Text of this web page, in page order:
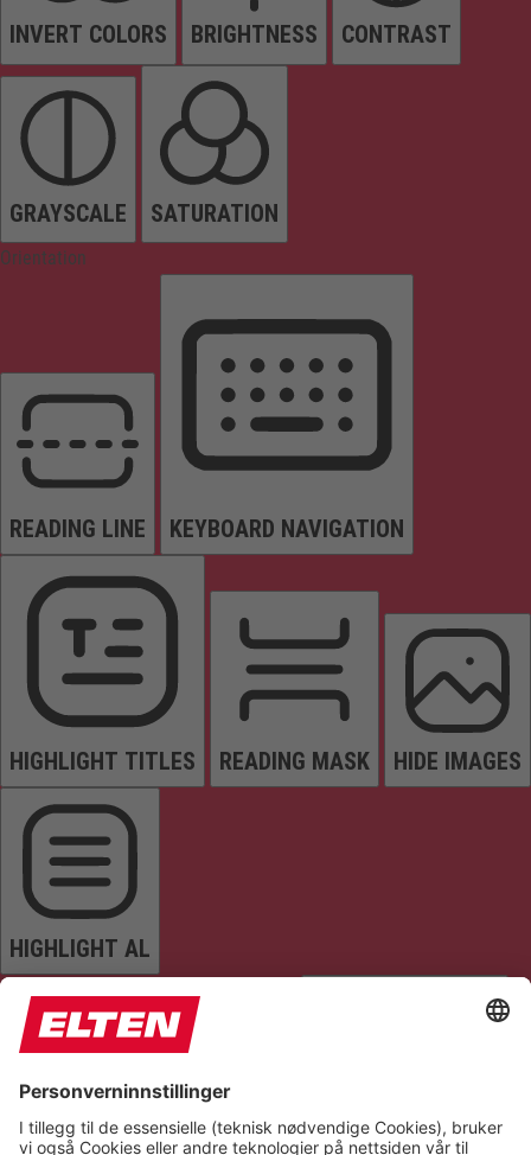
INVERT COLORS BRIGHTNESS CONTRAST
GRAYSCALE SATURATION
Orientation
READING LINE KEYBOARD NAVIGATION
HIGHLIGHT TITLES READING MASK HIDE IMAGES
HIGHLIGHT AL